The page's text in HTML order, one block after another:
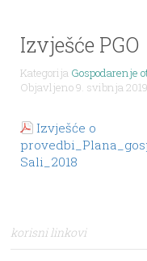
Izvješće PGO
Kategorija Gospodarenje
Objavljeno 9. svibnja
Izvješće o
Sali_2018
korisni linkovi